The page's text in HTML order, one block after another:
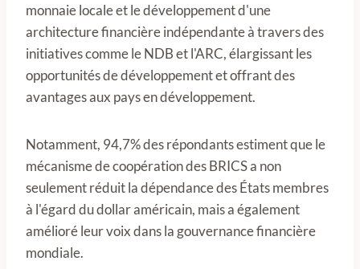
monnaie locale et le développement d'une
architecture financière indépendante à travers des
initiatives comme le NDB et l'ARC, élargissant les
opportunités de développement et offrant des
avantages aux pays en développement.
Notamment, 94,7% des répondants estiment que le
mécanisme de coopération des BRICS a non
seulement réduit la dépendance des États membres
à l'égard du dollar américain, mais a également
amélioré leur voix dans la gouvernance financière
mondiale.